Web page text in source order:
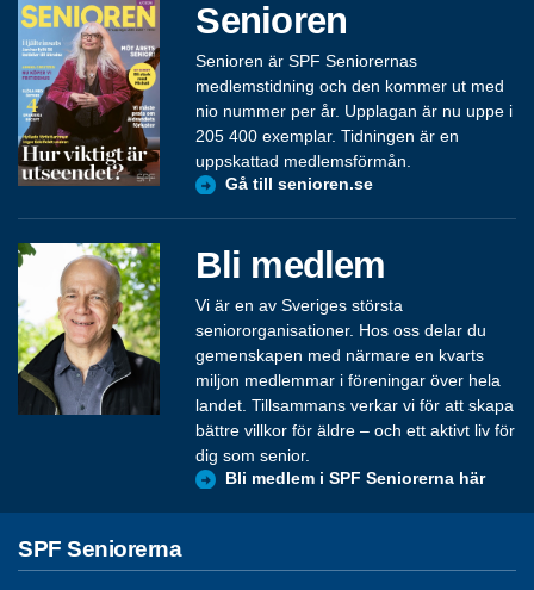
Senioren
Senioren är SPF Seniorernas
medlemstidning och den kommer ut med
nio nummer per år. Upplagan är nu uppe i
205 400 exemplar. Tidningen är en
uppskattad medlemsförmån.
Gå till senioren.se
Bli medlem
Vi är en av Sveriges största
seniororganisationer. Hos oss delar du
gemenskapen med närmare en kvarts
miljon medlemmar i föreningar över hela
landet. Tillsammans verkar vi för att skapa
bättre villkor för äldre – och ett aktivt liv för
dig som senior.
Bli medlem i SPF Seniorerna här
SPF Seniorerna